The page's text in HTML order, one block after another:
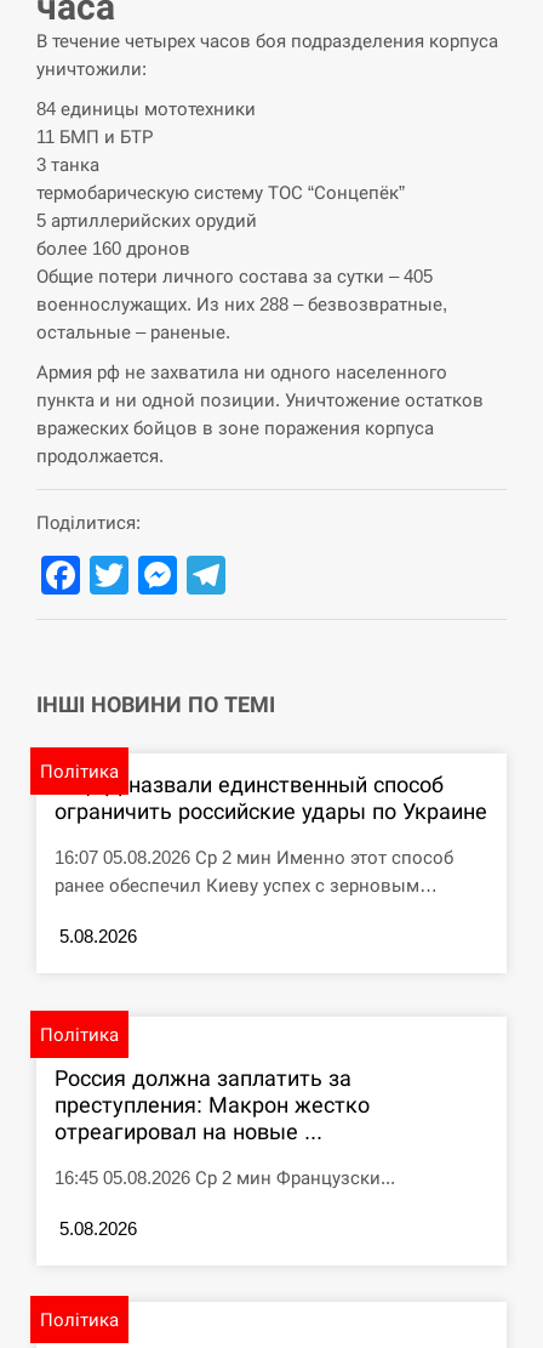
12:53
США обсуждают лицензии на Patriot для
Украины, несмотря на сомнения…
СЕРПЕНЬ
12:40
Латвія готова направити до 20 військових для
розблокування Ормузької протоки
СЕРПЕНЬ
12:23
Силы обороны поразили российскую
переправу, склады и другие важные объекты…
СЕРПЕНЬ
12:10
У США зафіксували рекордний спалах
СЕРПЕНЬ
11:40
У зоопарку Токіо через спеку загинули три
левиці
СЕРПЕНЬ
Россияне ударили “Бардеролями” по Харькову,
В течение четырех часов боя подразделения корпуса
уничтожили:
84 единицы мототехники
11 БМП и БТР
3 танка
термобарическую систему ТОС “Сонцепёк”
5 артиллерийских орудий
более 160 дронов
Общие потери личного состава за сутки – 405
военнослужащих. Из них 288 – безвозвратные,
остальные – раненые.
Армия рф не захватила ни одного населенного
пункта и ни одной позиции. Уничтожение остатков
вражеских бойцов в зоне поражения корпуса
продолжается.
Поділитися:
Facebook
TwitterMessenger
ІНШІ НОВИНИ ПО ТЕМІ
Політика
В ЦПД назвали единственный способ
ограничить российские удары по Украине
16:07 05.08.2026 Ср 2 мин Именно этот способ
ранее обеспечил Киеву успех с зерновым…
5.08.2026
Політика
Россия должна заплатить за
преступления: Макрон жестко
отреагировал на новые ...
16:45 05.08.2026 Ср 2 мин Французски...
5.08.2026
Політика